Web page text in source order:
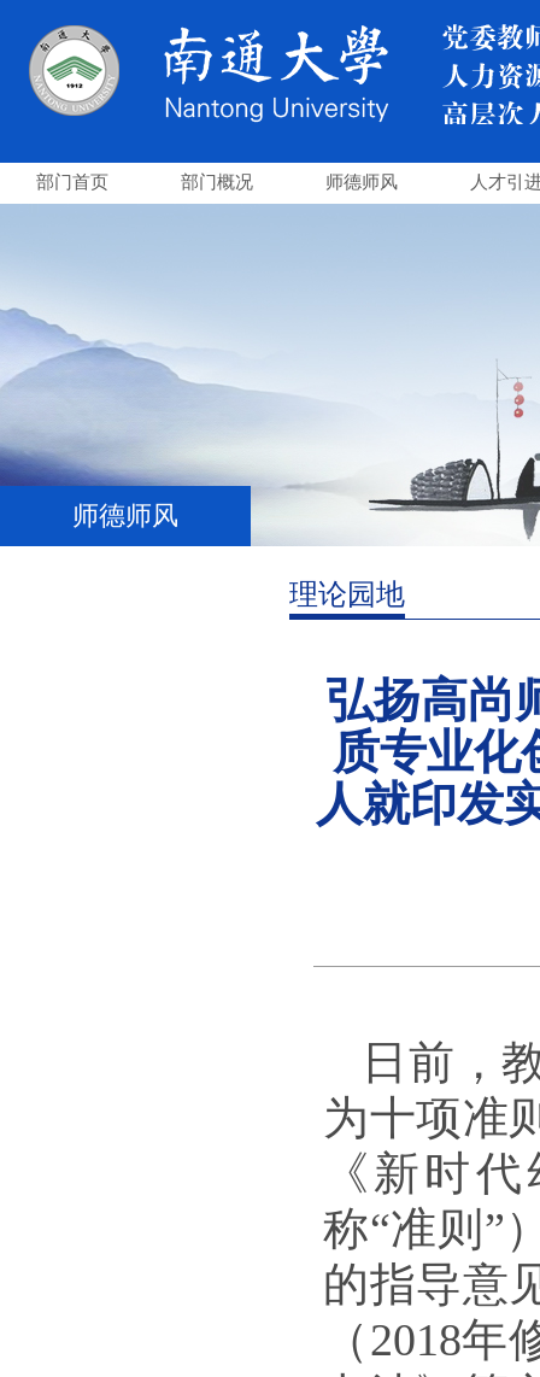
部门首页 部门概况 师德师风 人才引
师德师风
理论园地
弘扬高尚
质专业
人就印发
日前，
为十项准
《新时
称“准则”
的指导意
（2018年